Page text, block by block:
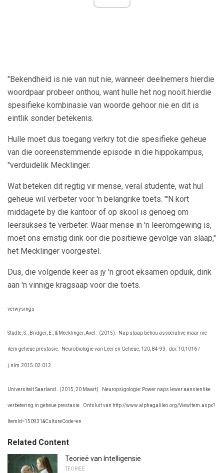
"Bekendheid is nie van nut nie, wanneer deelnemers hierdie
woordpaar probeer onthou, want hulle het nog nooit hierdie
spesifieke kombinasie van woorde gehoor nie en dit is
eintlik sonder betekenis.
Hulle moet dus toegang verkry tot die spesifieke geheue
van die ooreenstemmende episode in die hippokampus,
"verduidelik Mecklinger.
Wat beteken dit regtig vir mense, veral studente, wat hul
geheue wil verbeter voor 'n belangrike toets. "'N kort
middagete by die kantoor of op skool is genoeg om
leersukses te verbeter. Waar mense in 'n leeromgewing is,
moet ons ernstig dink oor die positiewe gevolge van slaap,"
het Mecklinger voorgestel.
Dus, die volgende keer as jy 'n groot eksamen opduik, dink
aan 'n vinnige kragsaap voor die toets.
verwysings
Studte, S., Bridger, E., & Mecklinger, Axel. (2015). Nap slaap behou associative maar nie
item geheue prestasie. Neurobiologie van Leer en Geheue, 120, 84-93. doi: 10,1016 /
j.nlm.2015.02.012
Universiteit Saarland. (2015, 20 Maart). Neuropsigologie: Power naps lewer aansienlike
verbetering in geheue prestasie. Ontsluit van http://www.alphagalileo.org/ViewItem.aspx?
ItemId=150931&CultureCode=en
Related Content
Teorieë van Intelligensie
TEORIEË